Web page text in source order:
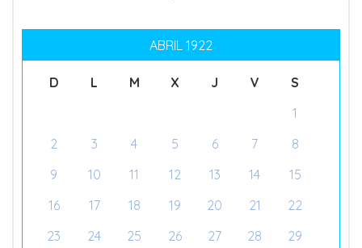
ABRIL 1922
D L M X J V
S
1
2
3 4 5 6 7
8
9
10 11 12 13 14
15
16
17 18 19 20 21
22
23
24 25 26 27 28
29